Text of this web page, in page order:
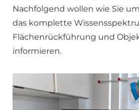
Nachfolgend wollen wie Sie
das komplette
Flächenrückführung und
informieren.